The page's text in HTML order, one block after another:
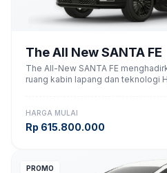
The All New SANTA FE
The All-New SANTA FE
ruang kabin lapang dan teknologi
HARGA MULAI
Rp 615.800.000
PROMO